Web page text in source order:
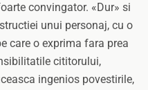
convingator. «Dur» si
unui personaj, cu o
care o exprima fara prea
cititorului,
ingenios povestirile,